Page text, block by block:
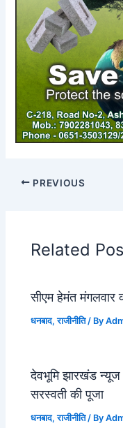
PREVIOUS
Related
सीएम हेमंत मंगलवार
धनबाद,राजीनीति/ By
देवभूमि झारखंड न्यूज
सरस्वती की पूजा
धनबाद,राजीनीति/ By